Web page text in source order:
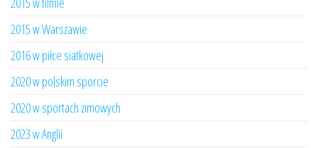
2015 w Warszawie
2016 w piłce siatkowej
2020 w polskim sporcie
2020 w sportach zimowych
2023 w Anglii